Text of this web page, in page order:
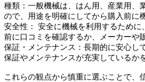
種類：一般機械は、はん用、産業用、
ので、用途を明確にしてから購入前に
安全性： 安全に機械を利用するために
前に口コミを確認するか、メーカーや
保証・メンテナンス：長期的に安心し
保証やメンテナンスが充実しているか
これらの観点から慎重に選ぶことで、